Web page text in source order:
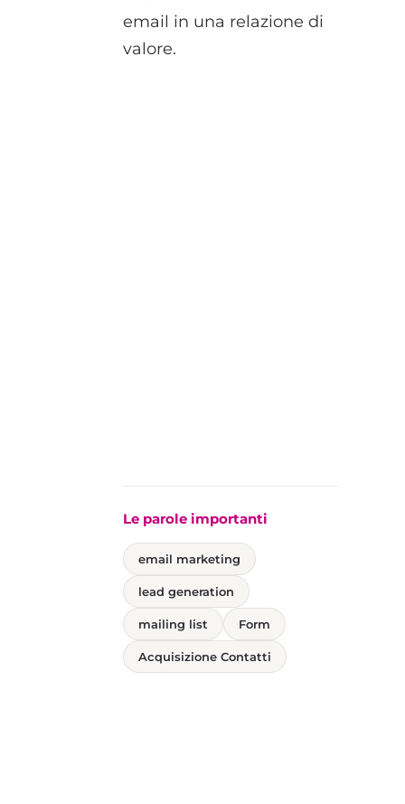
email in una relazione di
valore.
Le parole importanti
email marketing
lead generation
mailing list Form
Acquisizione Contatti